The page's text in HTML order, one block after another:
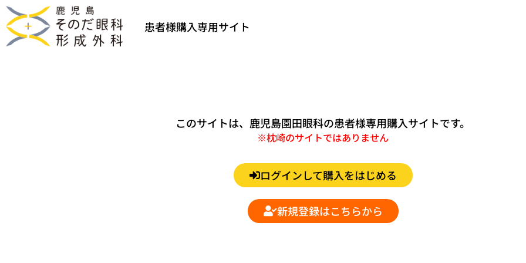
患者様購入専用サイト
このサイトは、鹿児島園田眼科の患者様専用購入サイトです。
※枕崎のサイトではありません
ログインして購入をはじめる
新規登録はこちらから